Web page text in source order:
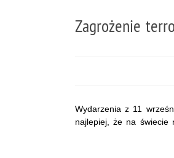
Zagrożenie
Wydarzenia z 11
najlepiej, że na świecie